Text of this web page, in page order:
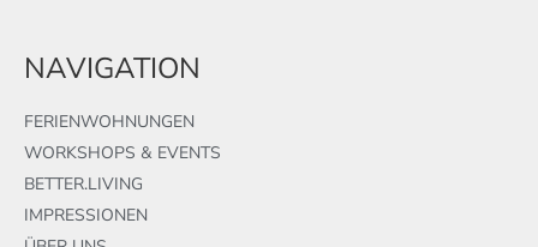
NAVIGATION
FERIENWOHNUNGEN
WORKSHOPS & EVENTS
BETTER.LIVING
IMPRESSIONEN